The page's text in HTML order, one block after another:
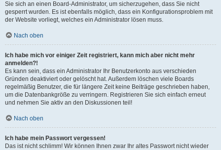
Sie sich an einen Board-Administrator, um sicherzugehen, dass Sie nicht
gesperrt wurden. Es ist ebenfalls möglich, dass ein Konfigurationsproblem mit
der Website vorliegt, welches ein Administrator lösen muss.
Nach oben
Ich habe mich vor einiger Zeit registriert, kann mich aber nicht mehr
anmelden?!
Es kann sein, dass ein Administrator Ihr Benutzerkonto aus verschieden
Gründen deaktiviert oder gelöscht hat. Außerdem löschen viele Boards
regelmäßig Benutzer, die für längere Zeit keine Beiträge geschrieben haben,
um die Datenbankgröße zu verringern. Registrieren Sie sich einfach erneut
und nehmen Sie aktiv an den Diskussionen teil!
Nach oben
Ich habe mein Passwort vergessen!
Das ist nicht schlimm! Wir können Ihnen zwar Ihr altes Passwort nicht wieder